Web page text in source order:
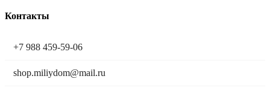
Контакты
+7 988 459-59-06
shop.miliydom@mail.ru